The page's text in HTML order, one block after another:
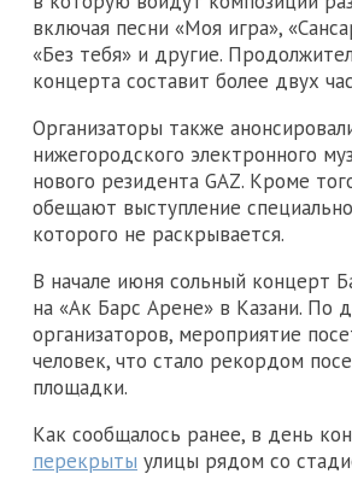
включая песни «Моя игра»,
«Без тебя» и другие.
концерта составит более двух
Организаторы также
нижегородского электронного
нового резидента GAZ. Кроме
обещают выступление
которого не раскрывается.
В начале июня сольный концерт
на «Ак Барс Арене» в Казани. По
организаторов, мероприятие
человек, что стало рекордом
площадки.
Как сообщалось ранее, в день
перекрыты улицы рядом со